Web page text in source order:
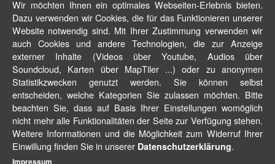
Wir möchten Ihnen ein optimales Webseiten-Erlebnis bieten.
Dazu verwenden wir Cookies, die für das Funktionieren unserer
Website notwendig sind. Mit Ihrer Zustimmung verwenden wir
auch Cookies und andere Technologien, die zur Anzeige
externer Inhalte (Videos über Youtube, Audios über
Soundcloud, Karten über MapTiler ...) oder zu anonymen
Statistikzwecken genutzt werden. Sie können selbst
entscheiden, welche Kategorien Sie zulassen möchten. Bitte
beachten Sie, dass auf Basis Ihrer Einstellungen womöglich
nicht mehr alle Funktionalitäten der Seite zur Verfügung stehen.
Weitere Informationen und die Möglichkeit zum Widerruf Ihrer
Einwillung finden Sie in unserer Datenschutzerklärung.
Impressum